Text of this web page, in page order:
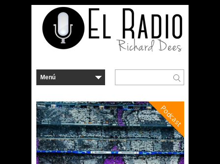
Podcast